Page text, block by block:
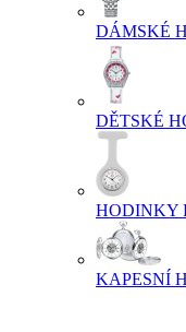
DÁMSKÉ
DĚTSKÉ
HODINKY
KAPESNÍ